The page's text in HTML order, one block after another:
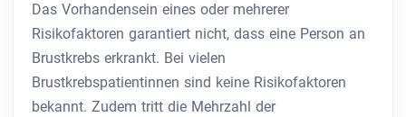
Das Vorhandensein eines oder mehrerer
Risikofaktoren garantiert nicht, dass eine Person an
Brustkrebs erkrankt. Bei vielen
Brustkrebspatientinnen sind keine Risikofaktoren
bekannt. Zudem tritt die Mehrzahl der